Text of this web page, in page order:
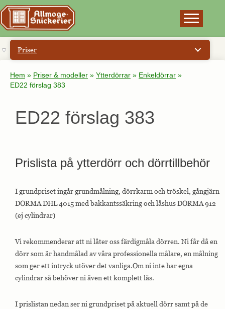
Priser
Hem » Priser & modeller » Ytterdörrar » Enkeldörrar »
ED22 förslag 383
ED22 förslag 383
Prislista på ytterdörr och dörrtillbehör
I grundpriset ingår grundmålning, dörrkarm och tröskel, gångjärn
DORMA DHL 4015 med bakkantssäkring och låshus DORMA 912
(ej cylindrar)
Vi rekommenderar att ni låter oss färdigmåla dörren. Ni får då en
dörr som är handmålad av våra professionella målare, en målning
som ger ett intryck utöver det vanliga.Om ni inte har egna
cylindrar så behöver ni även ett komplett lås.
I prislistan nedan ser ni grundpriset på aktuell dörr samt på de